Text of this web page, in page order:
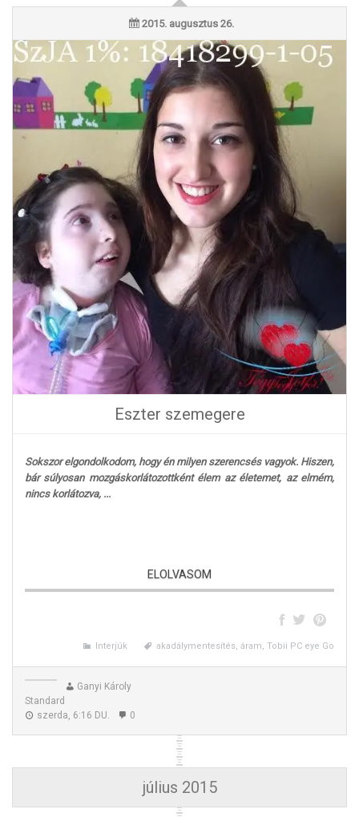
„Önzetlenül és feltétel nélkül segíteni…“ – interjú Lukoviczki
Rékával
2015. augusztus 26.
Eszter szemegere
Eszter szemegere
Sokszor elgondolkodom, hogy én milyen szerencsés vagyok. Hiszen,
bár súlyosan mozgáskorlátozottként élem az életemet, az elmém,
nincs korlátozva, ...
ELOLVASOM
akadálymentesítés, áram, Tobii PC eye Go
Interjúk
Ganyi Károly
Standard
szerda, 6:16 DU.
0
július 2015